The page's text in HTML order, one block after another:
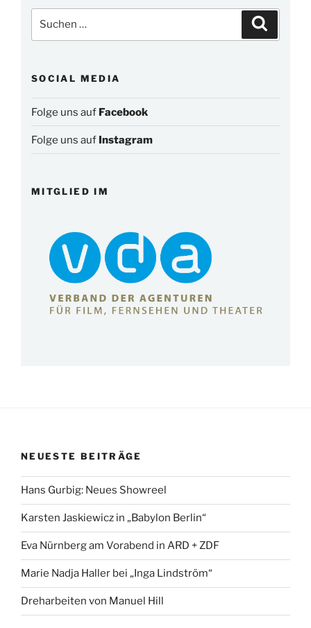
nach:
SOCIAL MEDIA
Folge uns auf Facebook
Folge uns auf Instagram
MITGLIED IM
NEUESTE BEITRÄGE
Hans Gurbig: Neues Showreel
Karsten Jaskiewicz in „Babylon Berlin“
Eva Nürnberg am Vorabend in ARD + ZDF
Marie Nadja Haller bei „Inga Lindström“
Dreharbeiten von Manuel Hill